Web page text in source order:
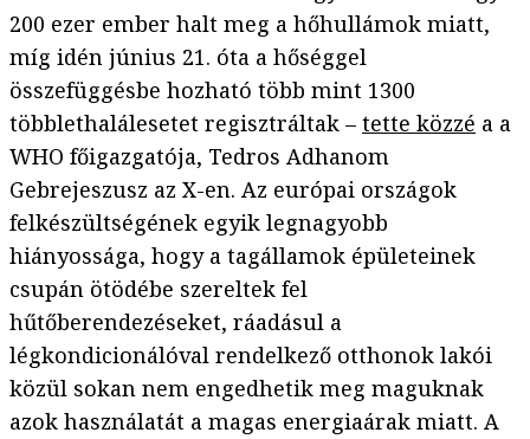
200 ezer ember halt meg a hőhullámok miatt,
míg idén június 21. óta a hőséggel
összefüggésbe hozható több mint 1300
többlethalálesetet regisztráltak – tette közzé a a
WHO főigazgatója, Tedros Adhanom
Gebrejeszusz az X-en. Az európai országok
felkészültségének egyik legnagyobb
hiányossága, hogy a tagállamok épületeinek
csupán ötödébe szereltek fel
hűtőberendezéseket, ráadásul a
légkondicionálóval rendelkező otthonok lakói
közül sokan nem engedhetik meg maguknak
azok használatát a magas energiaárak miatt. A